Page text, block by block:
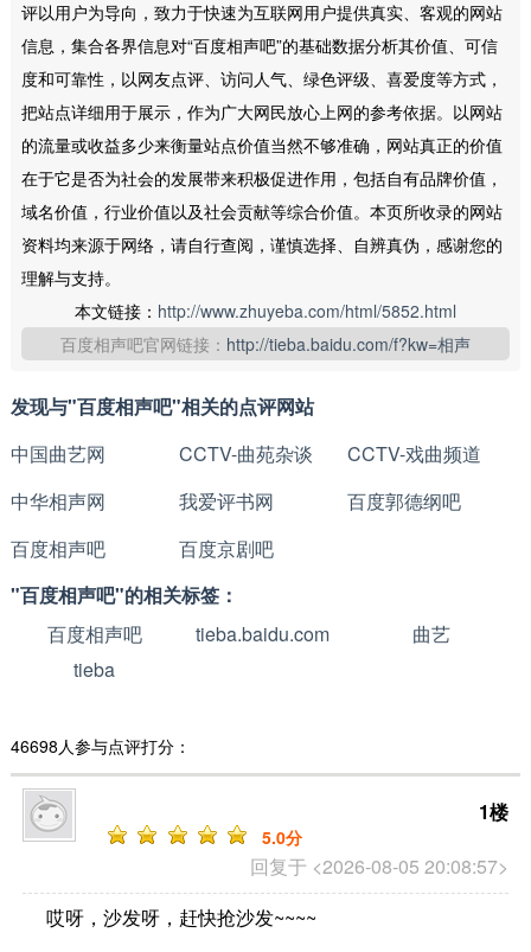
评以用户为导向，致力于快速为互联网用户提供真实、客观的网站
信息，集合各界信息对“百度相声吧”的基础数据分析其价值、可信
度和可靠性，以网友点评、访问人气、绿色评级、喜爱度等方式，
把站点详细用于展示，作为广大网民放心上网的参考依据。以网站
的流量或收益多少来衡量站点价值当然不够准确，网站真正的价值
在于它是否为社会的发展带来积极促进作用，包括自有品牌价值，
域名价值，行业价值以及社会贡献等综合价值。本页所收录的网站
资料均来源于网络，请自行查阅，谨慎选择、自辨真伪，感谢您的
理解与支持。
本文链接： http://www.zhuyeba.com/html/5852.html
百度相声吧官网链接： http://tieba.baidu.com/f?kw=相声
发现与"百度相声吧"相关的点评网站
中国曲艺网
CCTV-曲苑杂谈
CCTV-戏曲频道
中华相声网
我爱评书网
百度郭德纲吧
百度相声吧
百度京剧吧
"百度相声吧"的相关标签：
百度相声吧
tieba.baidu.com
曲艺
tieba
46698人参与点评打分：
回复于 <2026-08-05 20:08:57>
1楼
5.0分
哎呀，沙发呀，赶快抢沙发~~~~